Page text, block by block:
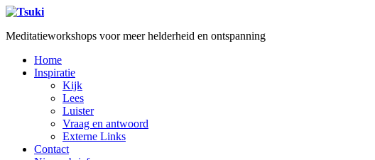
Meditatieworkshops voor meer helderheid en ontspanning
Home
Inspiratie
Kijk
Lees
Luister
Vraag en antwoord
Externe Links
Contact